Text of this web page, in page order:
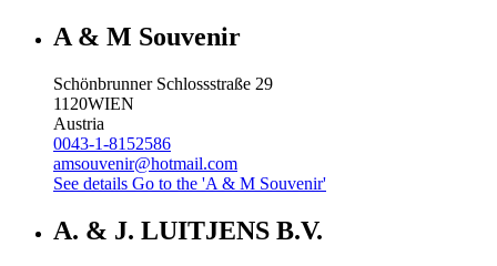
A & M Souvenir
Schönbrunner Schlossstraße 29
1120WIEN
Austria
0043-1-8152586
amsouvenir@hotmail.com
See details Go to the 'A & M Souvenir'
A. & J. LUITJENS B.V.